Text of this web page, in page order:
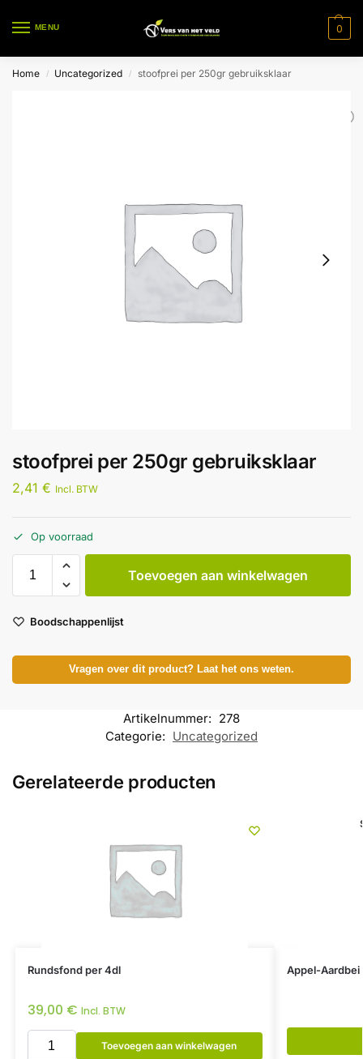
MENU 0
Home / Uncategorized / stoofprei per 250gr gebruiksklaar
stoofprei per 250gr gebruiksklaar
2,41 € Incl. BTW
Op voorraad
Toevoegen aan winkelwagen
Boodschappenlijst
Vragen over dit product? Laat het ons weten.
Artikelnummer: 278
Categorie: Uncategorized
Gerelateerde producten
Rundsfond per 4dl
39,00 € Incl. BTW
Toevoegen aan winkelwagen
Appel-Aardbei